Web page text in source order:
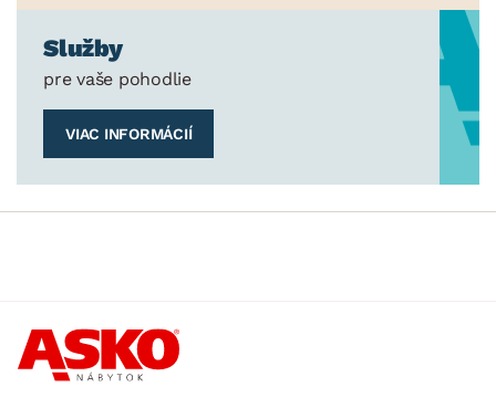
Služby
pre vaše pohodlie
VIAC INFORMÁCIÍ